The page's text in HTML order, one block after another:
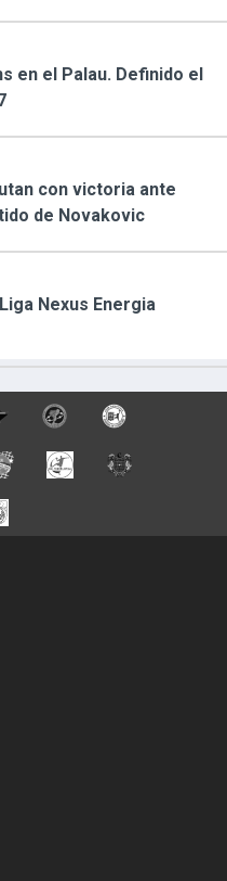
en el Palau. Definido el
con victoria ante
de Novakovic
Nexus Energia